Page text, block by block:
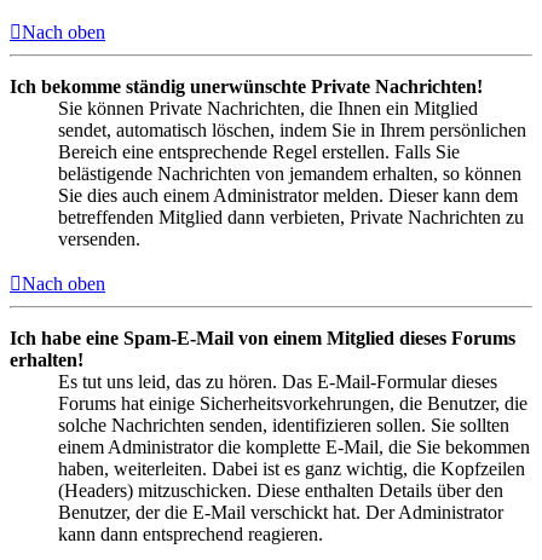
Nach oben
Ich bekomme ständig unerwünschte Private Nachrichten!
Sie können Private Nachrichten, die Ihnen ein Mitglied
sendet, automatisch löschen, indem Sie in Ihrem persönlichen
Bereich eine entsprechende Regel erstellen. Falls Sie
belästigende Nachrichten von jemandem erhalten, so können
Sie dies auch einem Administrator melden. Dieser kann dem
betreffenden Mitglied dann verbieten, Private Nachrichten zu
versenden.
Nach oben
Ich habe eine Spam-E-Mail von einem Mitglied dieses Forums
erhalten!
Es tut uns leid, das zu hören. Das E-Mail-Formular dieses
Forums hat einige Sicherheitsvorkehrungen, die Benutzer, die
solche Nachrichten senden, identifizieren sollen. Sie sollten
einem Administrator die komplette E-Mail, die Sie bekommen
haben, weiterleiten. Dabei ist es ganz wichtig, die Kopfzeilen
(Headers) mitzuschicken. Diese enthalten Details über den
Benutzer, der die E-Mail verschickt hat. Der Administrator
kann dann entsprechend reagieren.